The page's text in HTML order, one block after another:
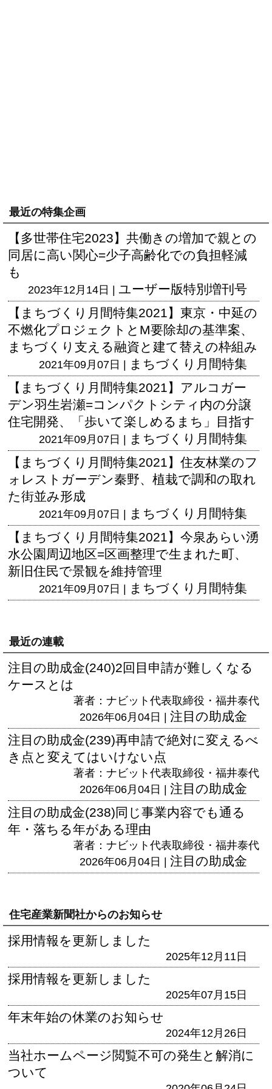
最近の特集企画
【多世帯住宅2023】共働きの増加で親との
同居に高い関心=少子高齢化での負担軽減
も
2023年12月14日 | ユーザー版特別増刊号
【まちづくり月間特集2021】東京・中延の
不燃化プロジェクトとM要除却の基準案、
まちづくり支える融資と建て替えの枠組み
2021年09月07日 | まちづくり月間特集
【まちづくり月間特集2021】アルコガー
デン羽生岩瀬=コンパクトシティ内の分譲
住宅開発、「歩いて楽しめるまち」目指す
2021年09月07日 | まちづくり月間特集
【まちづくり月間特集2021】住友林業のフ
ォレストガーデン秦野、植栽で調和の取れ
た街並み形成
2021年09月07日 | まちづくり月間特集
【まちづくり月間特集2021】今泉あらい湧
水公園周辺地区=区画整理で生まれた町、
新旧住民で景観を維持管理
2021年09月07日 | まちづくり月間特集
最近の連載
注目の助成金(240)2回目申請が難しくなる
ケースとは
著者：ナビット代表取締役・福井泰代
2026年06月04日 | 注目の助成金
注目の助成金(239)再申請で絶対に変えるべ
き点と変えてはいけない点
著者：ナビット代表取締役・福井泰代
2026年06月04日 | 注目の助成金
注目の助成金(238)同じ事業内容でも通る
年・落ちる年がある理由
著者：ナビット代表取締役・福井泰代
2026年06月04日 | 注目の助成金
住宅産業新聞社からのお知らせ
採用情報を更新しました
2025年12月11日
採用情報を更新しました
2025年07月15日
年末年始の休業のお知らせ
2024年12月26日
当社ホームページ閲覧不可の発生と解消に
ついて